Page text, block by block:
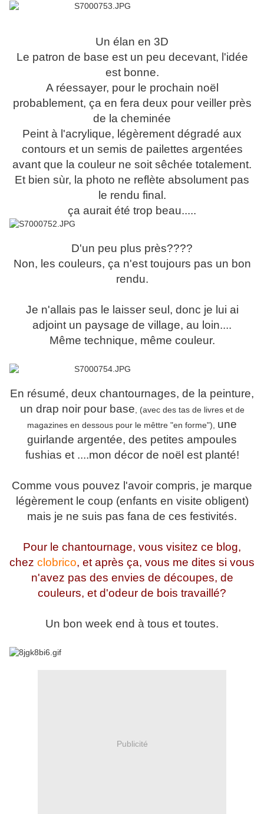
Un élan en 3D
Le patron de base est un peu decevant, l'idée
est bonne.
A réessayer, pour le prochain noël
probablement, ça en fera deux pour veiller près
de la cheminée
Peint à l'acrylique, légèrement dégradé aux
contours et un semis de pailettes argentées
avant que la couleur ne soit sêchée totalement.
Et bien sùr, la photo ne reflète absolument pas
le rendu final.
ça aurait été trop beau.....
D'un peu plus près????
Non, les couleurs, ça n'est toujours pas un bon
rendu.
Je n'allais pas le laisser seul, donc je lui ai
adjoint un paysage de village, au loin....
Même technique, même couleur.
En résumé, deux chantournages, de la peinture,
un drap noir pour base , (avec des tas de livres et de
magazines en dessous pour le mêttre "en forme"), une
guirlande argentée, des petites ampoules
fushias et ....mon décor de noël est planté!
Comme vous pouvez l'avoir compris, je marque
légèrement le coup (enfants en visite obligent)
mais je ne suis pas fana de ces festivités.
Pour le chantournage, vous visitez ce blog,
chez clobrico, et après ça, vous me dites si vous
n'avez pas des envies de découpes, de
couleurs, et d'odeur de bois travaillé?
Un bon week end à tous et toutes.
Publicité